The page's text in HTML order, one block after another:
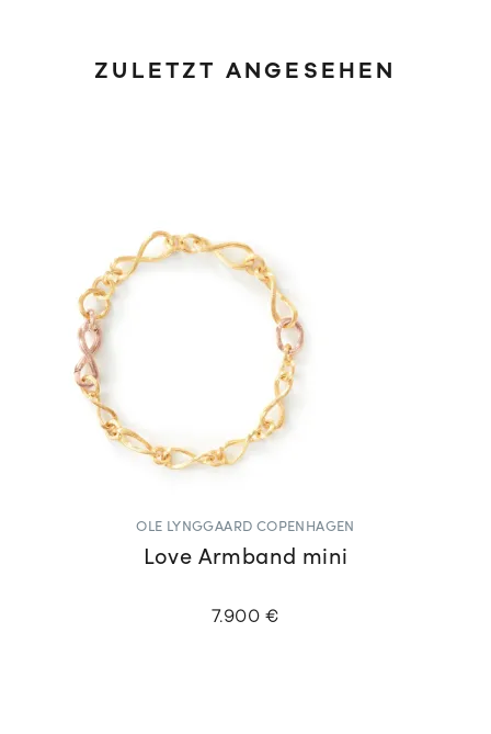
ZULETZT ANGESEHEN
OLE LYNGGAARD COPENHAGEN
Love Armband mini
7.900 €